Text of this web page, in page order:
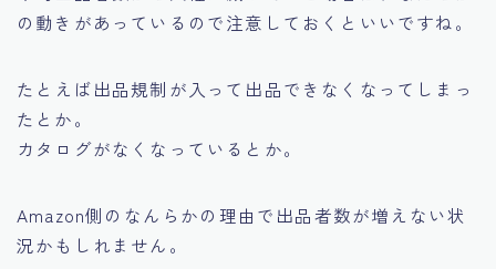
の動きがあっているので注意しておくといいですね。
たとえば出品規制が入って出品できなくなってしまっ
たとか。
カタログがなくなっているとか。
Amazon側のなんらかの理由で出品者数が増えない状
況かもしれません。